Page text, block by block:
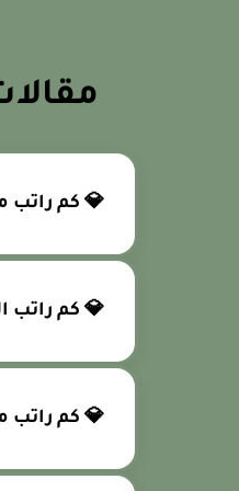
💎 كم راتب
💎 كم راتب
💎 كم راتب